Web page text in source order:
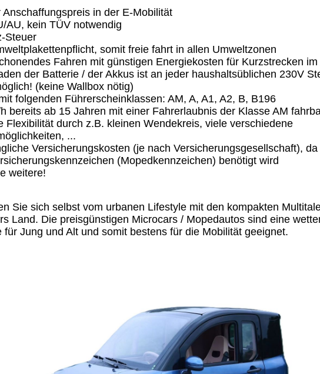
Anschaffungspreis in der E-Mobilität
AU, kein TÜV notwendig
Steuer
somit freie fahrt in allen Umweltzonen
Fahren mit günstigen Energiekosten für Kurzstrecken im
der Batterie / der Akkus ist an jeder haushaltsüblichen 230V
(keine Wallbox nötig)
folgenden Führerscheinklassen: AM, A, A1, A2, B, B196
bereits ab 15 Jahren mit einer Fahrerlaubnis der Klasse AM
Flexibilität durch z.B. kleinen Wendekreis, viele verschiedene
...
Versicherungskosten (je nach Versicherungsgesellschaft),
(Mopedkennzeichen) benötigt wird
weitere!
Sie sich selbst vom urbanen Lifestyle mit den kompakten
Land. Die preisgünstigen Microcars / Mopedautos sind eine
für Jung und Alt und somit bestens für die Mobilität geeignet.